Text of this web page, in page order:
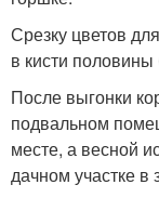
Срезку цветов
в кисти половины
После выгонки
подвальном
месте, а весной
дачном участке в